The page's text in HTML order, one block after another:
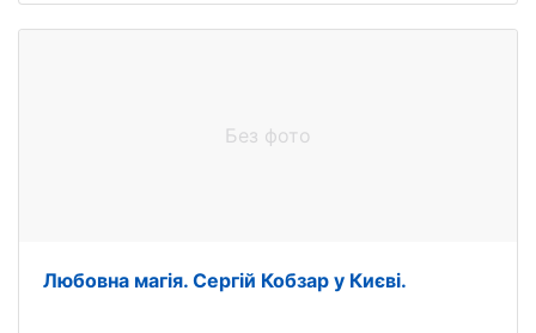
Без фото
Любовна магія. Сергій Кобзар у Києві.